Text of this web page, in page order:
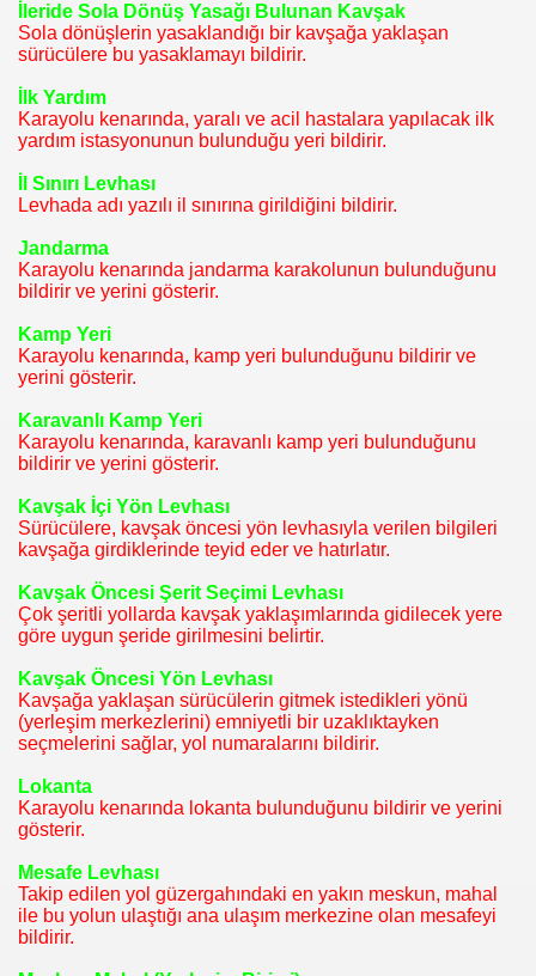
İleride Sola Dönüş Yasağı Bulunan Kavşak
Sola dönüşlerin yasaklandığı bir kavşağa yaklaşan
sürücülere bu yasaklamayı bildirir.
İlk Yardım
Karayolu kenarında, yaralı ve acil hastalara yapılacak ilk
yardım istasyonunun bulunduğu yeri bildirir.
İl Sınırı Levhası
Levhada adı yazılı il sınırına girildiğini bildirir.
Jandarma
Karayolu kenarında jandarma karakolunun bulunduğunu
bildirir ve yerini gösterir.
Kamp Yeri
Karayolu kenarında, kamp yeri bulunduğunu bildirir ve
yerini gösterir.
Karavanlı Kamp Yeri
Karayolu kenarında, karavanlı kamp yeri bulunduğunu
bildirir ve yerini gösterir.
Kavşak İçi Yön Levhası
Sürücülere, kavşak öncesi yön levhasıyla verilen bilgileri
kavşağa girdiklerinde teyid eder ve hatırlatır.
Kavşak Öncesi Şerit Seçimi Levhası
Çok şeritli yollarda kavşak yaklaşımlarında gidilecek yere
göre uygun şeride girilmesini belirtir.
Kavşak Öncesi Yön Levhası
Kavşağa yaklaşan sürücülerin gitmek istedikleri yönü
(yerleşim merkezlerini) emniyetli bir uzaklıktayken
seçmelerini sağlar, yol numaralarını bildirir.
Lokanta
Karayolu kenarında lokanta bulunduğunu bildirir ve yerini
gösterir.
Mesafe Levhası
Takip edilen yol güzergahındaki en yakın meskun, mahal
ile bu yolun ulaştığı ana ulaşım merkezine olan mesafeyi
bildirir.
SERVİS ELEMANI)